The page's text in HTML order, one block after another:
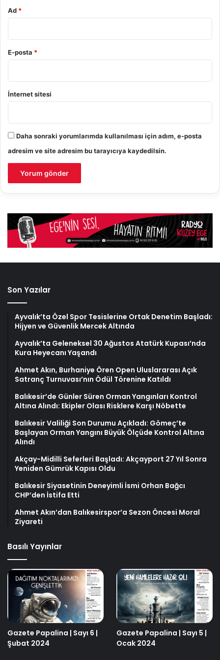
Ad *
E-posta *
İnternet sitesi
Daha sonraki yorumlarımda kullanılması için adım, e-posta
adresim ve site adresim bu tarayıcıya kaydedilsin.
Son Yazılar
Ayvalık’ta Özel Spor Tesislerine Ortak Denetim Başladı:
Hijyen ve Güvenlik Mercek Altında
Ayvalık’ta Geleneksel 30 Ağustos Atatürk Kupası’nda
Kura Heyecanı Yaşandı
Ahmet Akın, Burhaniye Ören Open Uluslararası Açık
Satranç Turnuvası’nın Ödül Törenine Katıldı
Balıkesir’de Günler Süren Orman Yangınları Kontrol
Altına Alındı: Ekipler Olası Risklere Karşı Nöbette
Balıkesir Valiliği Son Durumu Açıkladı: Gömeç’te
Başlayan Orman Yangını Büyük Ölçüde Kontrol Altına
Alındı
Akçay-Midilli Seferleri Başladı: Akçayport 27 Yıl Sonra
Yeniden Gümrük Kapısı Oldu
Balıkesir Siyasetinin Deneyimli İsmi Orhan Bağcı
CHP’den İstifa Etti
Ahmet Akın’dan Balıkesirspor’a Sezon Öncesi Moral
Ziyareti
Basılı Yayınlar
Gazete Papalina | Sayı 6 |
Şubat 2024
Gazete Papalina | Sayı 5 |
Ocak 2024